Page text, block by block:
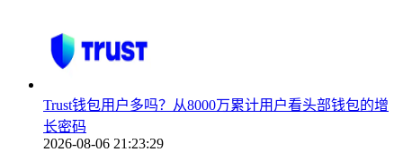
Trust钱包用户多吗？从8000万累计用户看头部钱包的增
长密码
2026-08-06 21:23:29